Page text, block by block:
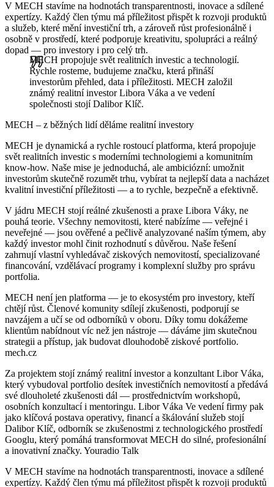
V MECH stavíme na hodnotách transparentnosti, inovace a sdílené
expertízy. Každý člen týmu má příležitost přispět k rozvoji produktů
a služeb, které mění investiční trh, a zároveň růst profesionálně i
osobně v prostředí, které podporuje kreativitu, spolupráci a reálný
dopad — pro investory i pro celý trh.
MECH propojuje svět realitních investic a technologií.
Rychle rosteme, budujeme značku, která přináší
investorům přehled, data i příležitosti. MECH založil
známý realitní investor Libora Váka a ve vedení
společnosti stojí Dalibor Klíč.
MECH – z běžných lidí děláme realitní investory
MECH je dynamická a rychle rostoucí platforma, která propojuje
svět realitních investic s moderními technologiemi a komunitním
know-how. Naše mise je jednoduchá, ale ambiciózní: umožnit
investorům skutečně rozumět trhu, vybírat ta nejlepší data a nacházet
kvalitní investiční příležitosti — a to rychle, bezpečně a efektivně.
V jádru MECH stojí reálné zkušenosti a praxe Libora Váky, ne
pouhá teorie. Všechny nemovitosti, které nabízíme — veřejné i
neveřejné — jsou ověřené a pečlivě analyzované naším týmem, aby
každý investor mohl činit rozhodnutí s důvěrou. Naše řešení
zahrnují vlastní vyhledávač ziskových nemovitostí, specializované
financování, vzdělávací programy i komplexní služby pro správu
portfolia.
MECH není jen platforma — je to ekosystém pro investory, kteří
chtějí růst. Členové komunity sdílejí zkušenosti, podporují se
navzájem a učí se od odborníků v oboru. Díky tomu dokážeme
klientům nabídnout víc než jen nástroje — dáváme jim skutečnou
strategii a přístup, jak budovat dlouhodobě ziskové portfolio.
mech.cz
Za projektem stojí známý realitní investor a konzultant Libor Váka,
který vybudoval portfolio desítek investičních nemovitostí a předává
své dlouholeté zkušenosti dál — prostřednictvím workshopů,
osobních konzultací i mentoringu. Libor Váka Ve vedení firmy pak
jako klíčová postava operativy, financí a škálování služeb stojí
Dalibor Klíč, odborník se zkušenostmi z technologického prostředí
Googlu, který pomáhá transformovat MECH do silné, profesionální
a inovativní značky. Youradio Talk
V MECH stavíme na hodnotách transparentnosti, inovace a sdílené
expertízy. Každý člen týmu má příležitost přispět k rozvoji produktů